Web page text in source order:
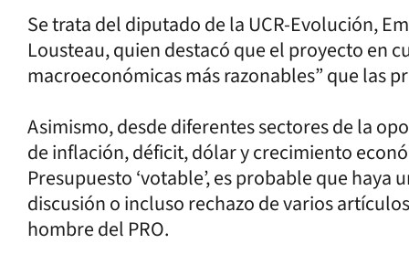
Se trata del diputado de la UCR-Evolución,
Lousteau, quien destacó que el proyecto en
macroeconómicas más razonables” que las
Asimismo, desde diferentes sectores de la
de inflación, déficit, dólar y crecimiento
Presupuesto ‘votable’, es probable que haya
discusión o incluso rechazo de varios
hombre del PRO.